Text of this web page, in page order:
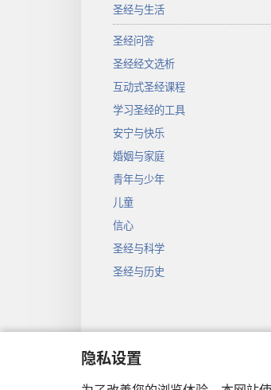
隐私设置
圣经与生活
圣经问答
圣经经文选析
互动式圣经课程
学习圣经的工具
安宁与快乐
婚姻与家庭
青年与少年
儿童
信心
圣经与科学
圣经与历史